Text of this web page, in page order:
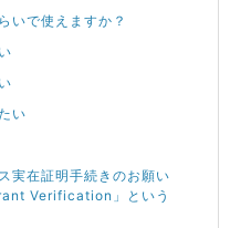
いで使えますか？
い
実在証明手続きのお願い
Verification」という